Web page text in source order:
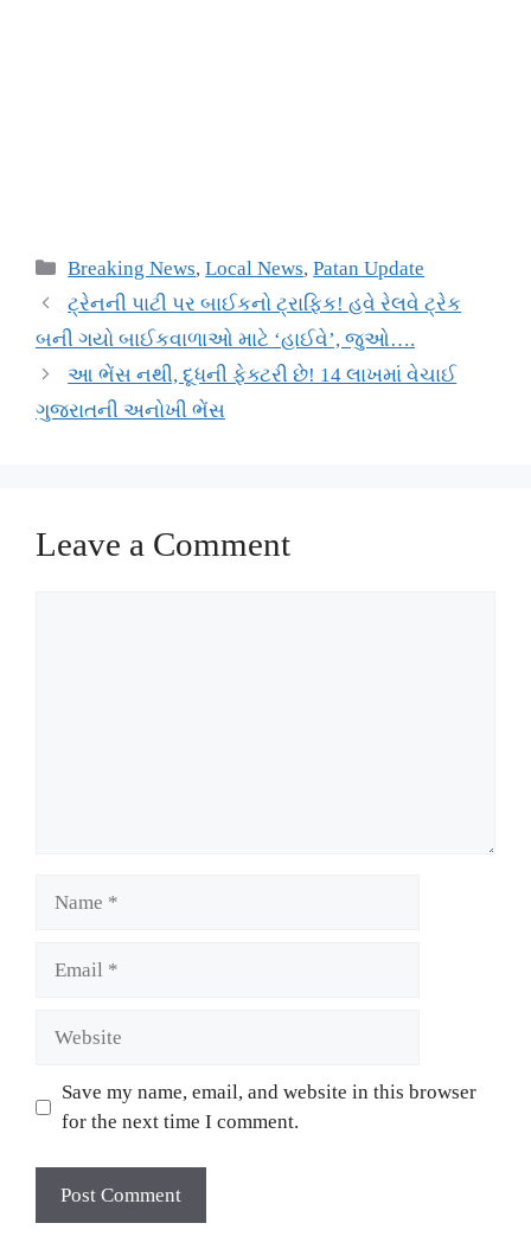
Breaking News,Local News,Patan Update
ટ્રેનની પાટી પર બાઈકનો ટ્રાફિક! હવે રેલવે ટ્રેક
બની ગયો બાઈકવાળાઓ માટે ‘હાઈવે’, જુઓ….
આ ભેંસ નથી, દૂધની ફેક્ટરી છે! 14 લાખમાં વેચાઈ
ગુજરાતની અનોખી ભેંસ
Leave a Comment
Save my name, email, and website in this browser
for the next time I comment.